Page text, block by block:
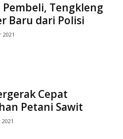
Tengkleng
Baru dari Polisi
2021
Cepat
Petani Sawit